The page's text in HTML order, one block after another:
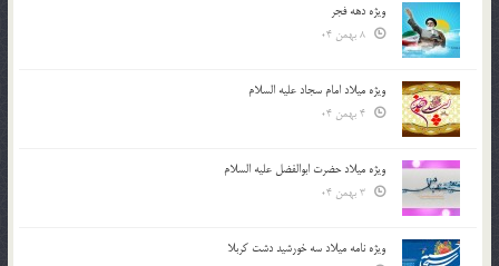
ویژه دهه فجر
ویژه میلاد امام سجاد علیه السلام
ویژه میلاد حضرت ابوالفضل علیه السلام
ویژه نامه میلاد سه خورشید دشت کربلا